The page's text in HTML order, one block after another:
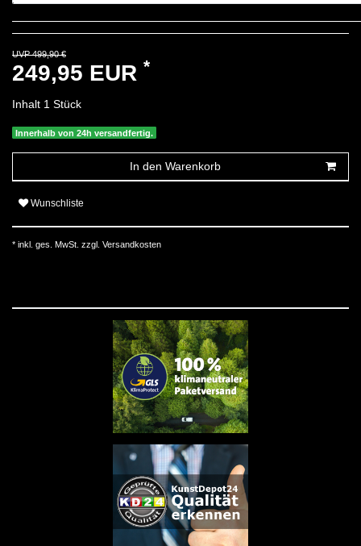
UVP 499,90 €
249,95 EUR *
Inhalt 1 Stück
Innerhalb von 24h versandfertig.
In den Warenkorb
Wunschliste
* inkl. ges. MwSt. zzgl. Versandkosten